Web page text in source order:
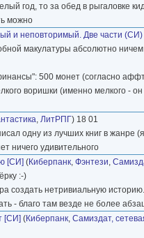
год, то за обед в рыгаловке
можно
и неповторимый. Две части (СИ)
макулатуры абсолютно
500 монет (согласно
воришки (именно мелкого -
, ЛитРПГ) 18 01
одну из лучших книг в жанре
ничего удивительного
[СИ] (Киберпанк, Фэнтези,
:-)
создать нетривиальную
- благо там везде не более
[СИ] (Киберпанк, Самиздат,